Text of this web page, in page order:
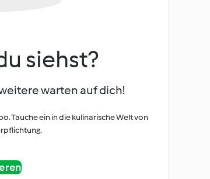
siehst?
warten auf dich!
Tauche ein in die kulinarische Welt von